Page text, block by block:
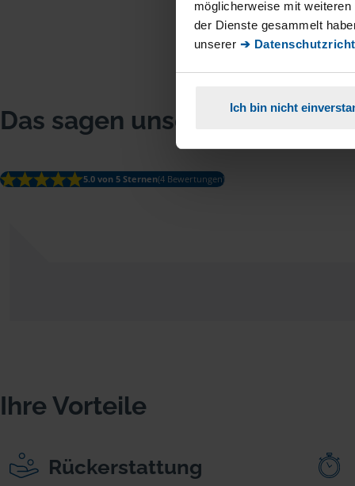
möglicherweise mit
der Dienste gesammelt
unserer ➔
Ich bin nicht
Das sagen unsere Mitglieder
5.0 von 5 Sternen(4 Bewertungen)
Ihre Vorteile
Rückerstattung